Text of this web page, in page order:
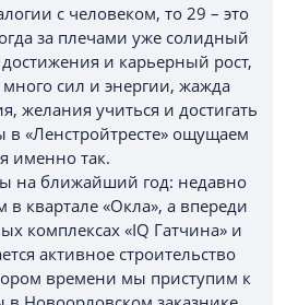
с человеком, то 29 – это
за плечами уже солидный
и карьерный рост,
сил и энергии, жажда
желания учиться и достигать
«Ленстройтресте» ощущаем
именно так.
на ближайший год: недавно
квартале «Окла», а впереди
комплексах «IQ Гатчина» и
активное строительство
времени мы приступим к